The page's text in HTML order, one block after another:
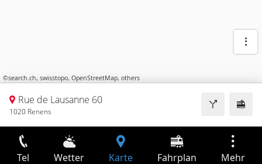
©search.ch, swisstopo, OpenStreetMap, others
Rue de Lausanne 60
1020 Renens
Tel Wetter Karte Fahrplan Mehr